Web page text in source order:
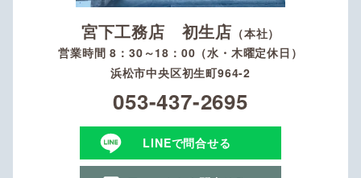
宮下工務店 初生店 （本社）
営業時間 8：30～18：00（水・木曜定休日）
浜松市中央区初生町964-2
053-437-2695
LINEで問合せる